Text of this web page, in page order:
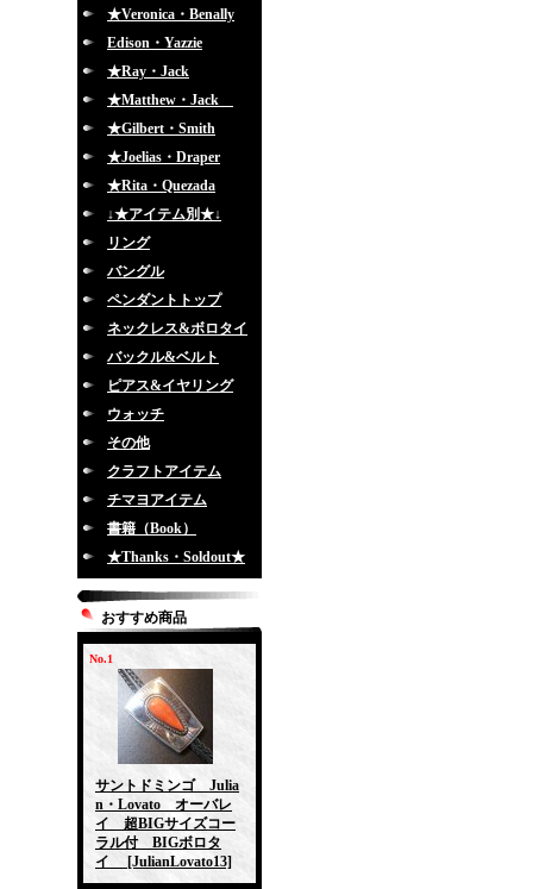
★Veronica・Benally
Edison・Yazzie
★Ray・Jack
★Matthew・Jack
★Gilbert・Smith
★Joelias・Draper
★Rita・Quezada
↓★アイテム別★↓
リング
バングル
ペンダントトップ
ネックレス&ボロタイ
バックル&ベルト
ピアス&イヤリング
ウォッチ
その他
クラフトアイテム
チマヨアイテム
書籍（Book）
★Thanks・Soldout★
おすすめ商品
No.1
サントドミンゴ Julia
n・Lovato オーバレ
イ 超BIGサイズコー
ラル付 BIGボロタ
イ
[JulianLovato13]